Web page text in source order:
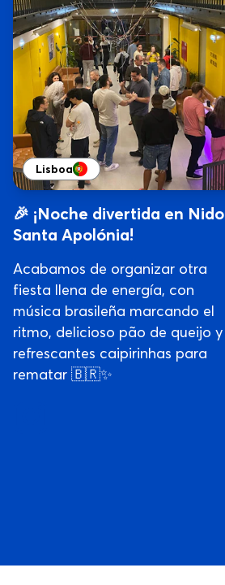
Lisboa
🎉 ¡Noche divertida en Nido
Santa Apolónia!
Acabamos de organizar otra
fiesta llena de energía, con
música brasileña marcando el
ritmo, delicioso pão de queijo y
refrescantes caipirinhas para
rematar 🇧🇷✨